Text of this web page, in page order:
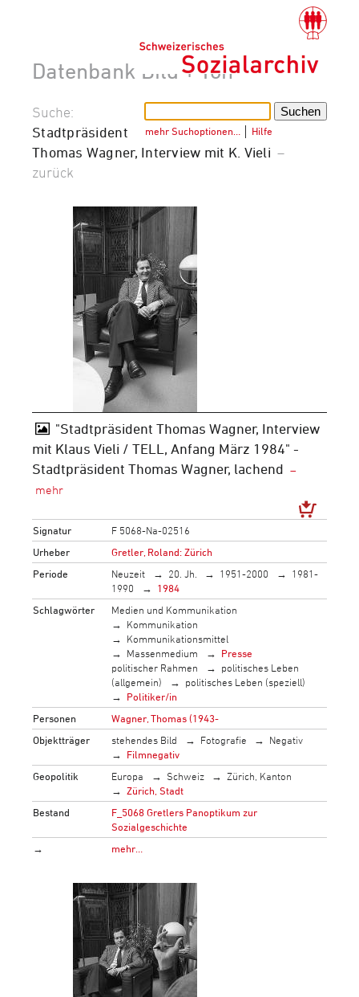
Datenbank Bild + Ton
mehr Suchoptionen… Hilfe
Suche:
Stadtpräsident
Thomas Wagner, Interview mit K. Vieli –
zurück
"Stadtpräsident Thomas Wagner, Interview
mit Klaus Vieli / TELL, Anfang März 1984" -
Stadtpräsident Thomas Wagner, lachend
Signatur
F 5068-Na-02516
Urheber
Gretler, Roland: Zürich
Periode
Neuzeit 20. Jh. 1951-2000
1981-
1990
1984
Schlagwörter
Medien und Kommunikation
Kommunikation
Kommunikationsmittel
Massenmedium
Presse
politischer Rahmen
politisches Leben
(allgemein)
politisches Leben (speziell)
Politiker/in
Personen
Wagner, Thomas (1943-
Objektträger
stehendes Bild Fotografie
Negativ
Filmnegativ
Geopolitik
Europa Schweiz
Zürich, Kanton
Zürich, Stadt
Bestand
F_5068 Gretlers Panoptikum zur
Sozialgeschichte
→
mehr…